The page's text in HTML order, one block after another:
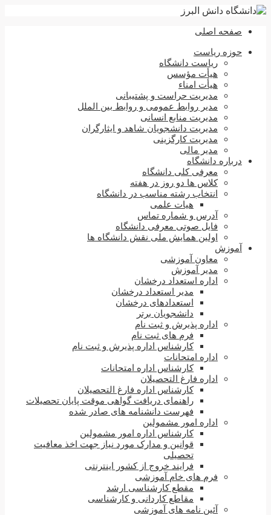
صفحه اصلی
حوزه ریاست
ریاست دانشگاه
هیأت مؤسس
هیأت امناء
مدیریت حراست و پشتیبانی
مدیر روابط عمومی و روابط بین الملل
مدیریت منابع انسانی
مدیریت دانشجویان شاهد و ایثارگران
مدیریت کارگزینی
مدیر مالی
درباره دانشگاه
معرفی کلی دانشگاه
کلاس ها دو روز در هفته
انتخاب رشته مناسب در دانشگاه
هیات علمی
آدرس و شماره تماس
فایل صوتی معرفی دانشگاه
اولین همایش ملی نقش دانشگاه ها
آموزش
معاون آموزشی
مدیر آموزش
اداره استعداد درخشان
مدیر استعداد درخشان
استعدادهای درخشان
دانشجویان برتر
اداره پذیرش و ثبت نام
فرم های ثبت نام
کارشناس اداره پذیرش و ثبت نام
اداره امتحانات
کارشناس اداره امتحانات
اداره فارغ التحصیلان
کارشناس اداره فارغ التحصیلان
راهنمای دریافت گواهی موقت پایان تحصیلات
فهرست دانشنامه های صادر شده
اداره امور مشمولین
کارشناس اداره امور مشمولین
قوانین و مدارک مورد نیاز جهت اخذ معافیت
تحصیلی
فرایند خروج از کشور اینترنتی
فرم های خام آموزشی
مقطع کارشناسی ارشد
مقاطع کاردانی و کارشناسی
آئین نامه های آموزشی